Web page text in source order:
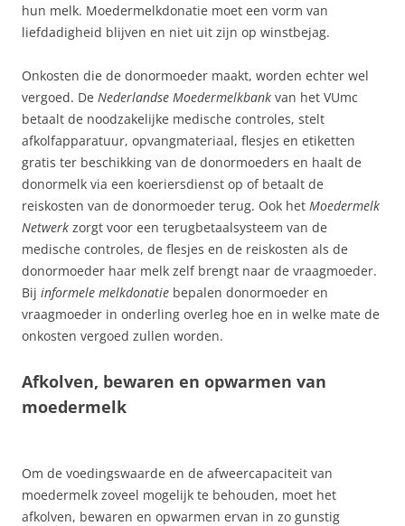
hun melk. Moedermelkdonatie moet een vorm van
liefdadigheid blijven en niet uit zijn op winstbejag.
Onkosten die de donormoeder maakt, worden echter wel
vergoed. De Nederlandse Moedermelkbank van het VUmc
betaalt de noodzakelijke medische controles, stelt
afkolfapparatuur, opvangmateriaal, flesjes en etiketten
gratis ter beschikking van de donormoeders en haalt de
donormelk via een koeriersdienst op of betaalt de
reiskosten van de donormoeder terug. Ook het Moedermelk
Netwerk zorgt voor een terugbetaalsysteem van de
medische controles, de flesjes en de reiskosten als de
donormoeder haar melk zelf brengt naar de vraagmoeder.
Bij informele melkdonatie bepalen donormoeder en
vraagmoeder in onderling overleg hoe en in welke mate de
onkosten vergoed zullen worden.
Afkolven, bewaren en opwarmen van
moedermelk
Om de voedingswaarde en de afweercapaciteit van
moedermelk zoveel mogelijk te behouden, moet het
afkolven, bewaren en opwarmen ervan in zo gunstig